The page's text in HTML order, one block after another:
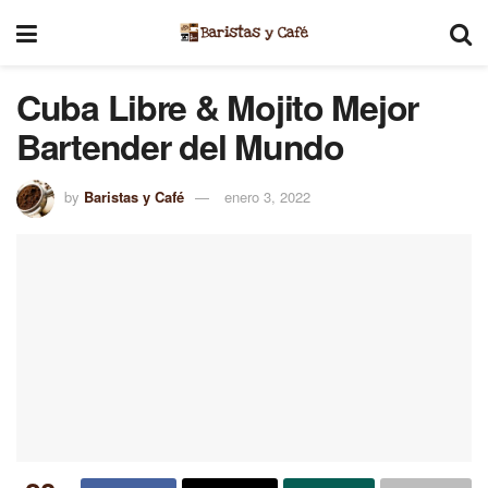
Cuba Libre & Mojito Mejor
Bartender del Mundo
by Baristas y Café enero 3, 2022